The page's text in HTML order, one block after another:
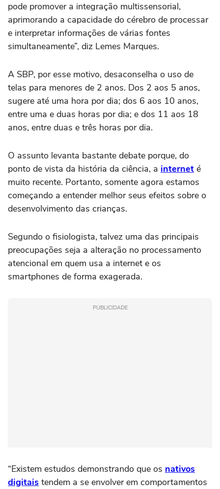
pode promover a integração multissensorial,
aprimorando a capacidade do cérebro de processar
e interpretar informações de várias fontes
simultaneamente”, diz Lemes Marques.
A SBP, por esse motivo, desaconselha o uso de
telas para menores de 2 anos. Dos 2 aos 5 anos,
sugere até uma hora por dia; dos 6 aos 10 anos,
entre uma e duas horas por dia; e dos 11 aos 18
anos, entre duas e três horas por dia.
O assunto levanta bastante debate porque, do
ponto de vista da história da ciência, a internet é
muito recente. Portanto, somente agora estamos
começando a entender melhor seus efeitos sobre o
desenvolvimento das crianças.
Segundo o fisiologista, talvez uma das principais
preocupações seja a alteração no processamento
atencional em quem usa a internet e os
smartphones de forma exagerada.
PUBLICIDADE
“Existem estudos demonstrando que os nativos
digitais tendem a se envolver em comportamentos